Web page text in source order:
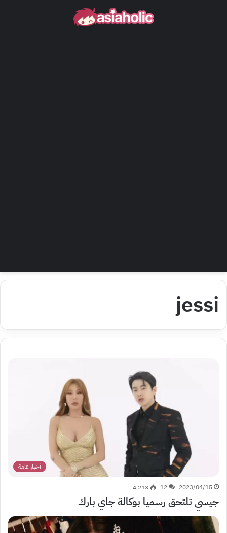
jessi
أخبار عامة
2023/04/15
12 4٬213
جيسي تلتحق رسميا بوكالة جاي بارك